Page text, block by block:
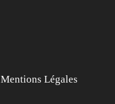
Mentions Légales